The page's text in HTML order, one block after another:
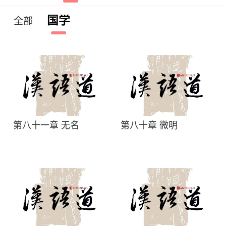
全部 国学
第八十一章 无名 第八十章 微明